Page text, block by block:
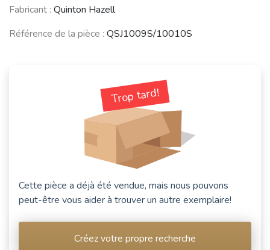
Fabricant : Quinton Hazell
Référence de la pièce : QSJ1009S/10010S
Trop tard!
Cette pièce a déjà été vendue, mais nous pouvons
peut-être vous aider à trouver un autre exemplaire!
Créez votre propre recherche